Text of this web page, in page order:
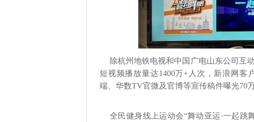
除杭州地铁电视和中国广电山东公司互
短视频播放量达1400万+人次，新浪网客
端、华数TV官微及官博等宣传稿件曝光70万
全民健身线上运动会“舞动亚运·一起跳